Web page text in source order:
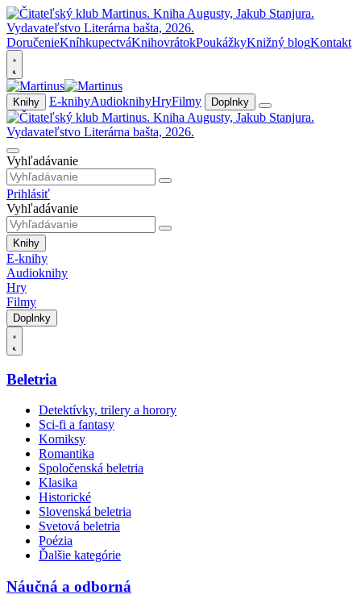
DoručenieKníhkupectváKnihovrátokPoukážkyKnižný blogKontakt
Knihy E-knihyAudioknihyHryFilmy Doplnky
Vyhľadávanie
Prihlásiť
Vyhľadávanie
Knihy
E-knihy
Audioknihy
Hry
Filmy
Doplnky
Beletria
Detektívky, trilery a horory
Sci-fi a fantasy
Komiksy
Romantika
Spoločenská beletria
Klasika
Historické
Slovenská beletria
Svetová beletria
Poézia
Ďalšie kategórie
Náučná a odborná